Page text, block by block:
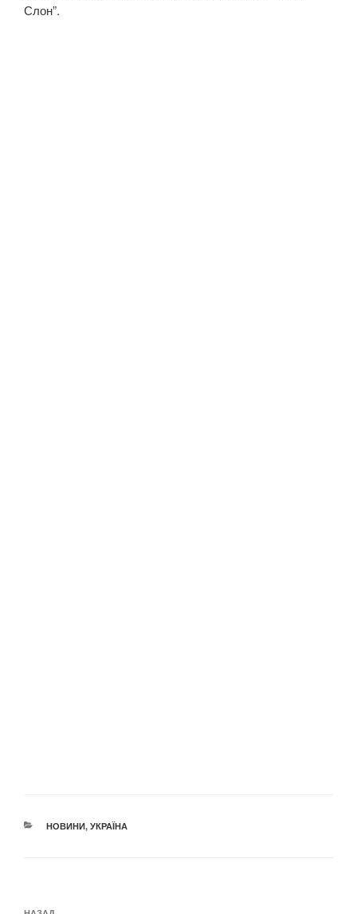
Слон”.
КАТЕГОРІЇ
НОВИНИ, УКРАЇНА